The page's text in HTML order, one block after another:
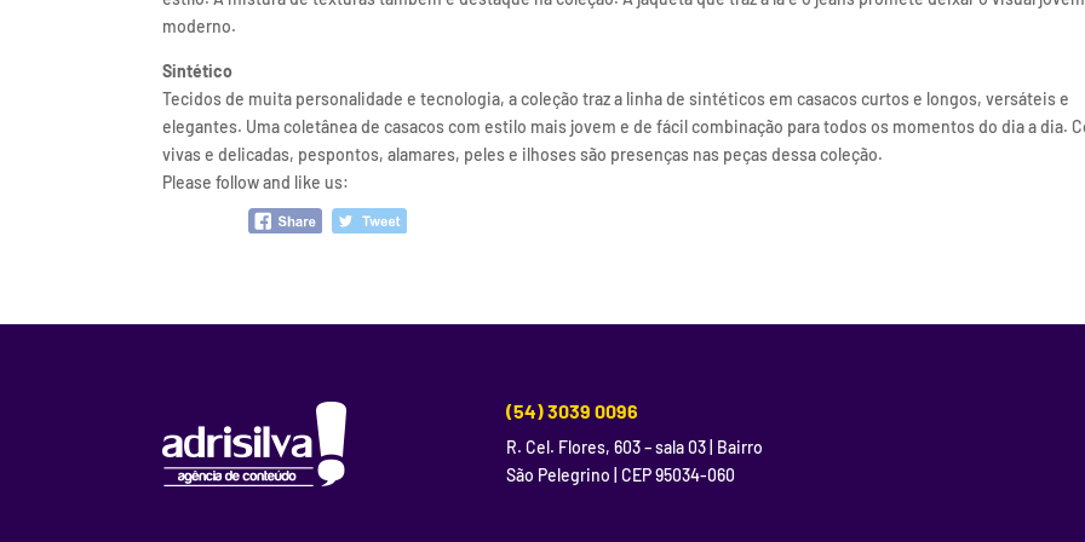
moderno.
Sintético
Tecidos de muita personalidade e tecnologia, a coleção traz a linha de sintéticos em casacos curtos e longos, versáteis e
elegantes. Uma coletânea de casacos com estilo mais jovem e de fácil combinação para todos os momentos do dia a dia.
vivas e delicadas, pespontos, alamares, peles e ilhoses são presenças nas peças dessa coleção.
Please follow and like us:
(54) 3039 0096
R. Cel. Flores, 603 – sala 03 | Bairro
São Pelegrino | CEP 95034-060